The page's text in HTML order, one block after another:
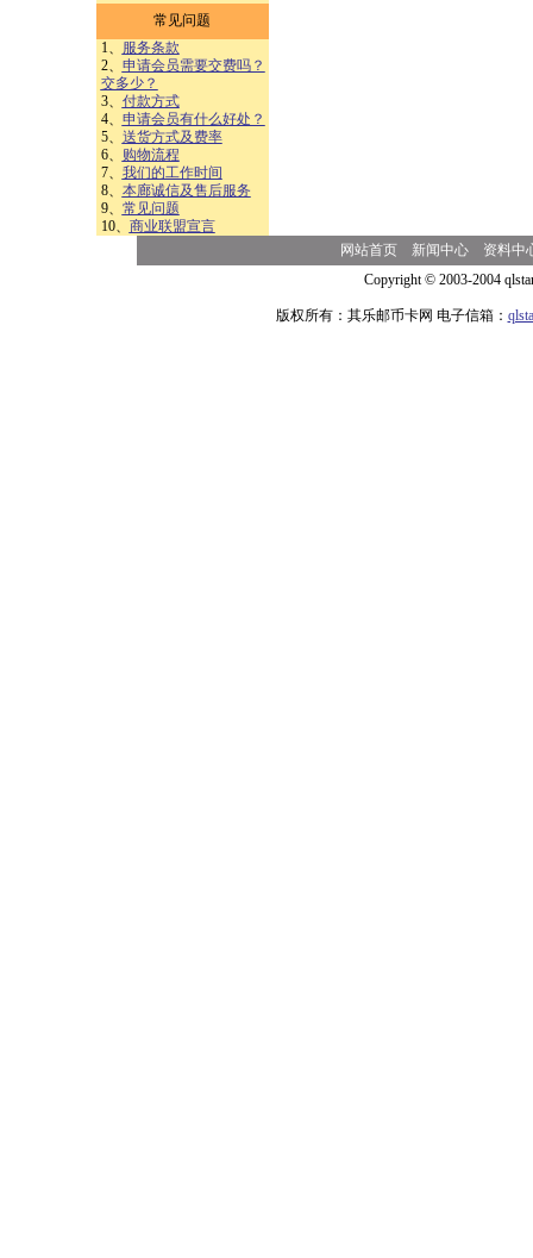
常见问题
1、
服务条款
2、 申请会员需要交费吗？
交多少？
3、 付款方式
4、 申请会员有什么好处？
5、 送货方式及费率
6、
购物流程
7、 我们的工作时间
8、 本廊诚信及售后服务
9、 常见问题
10、 商业联盟宣言
网站首页 新闻中心
资料中
Copyright © 2003-2004
版权所有：其乐邮币卡网 电子信箱：